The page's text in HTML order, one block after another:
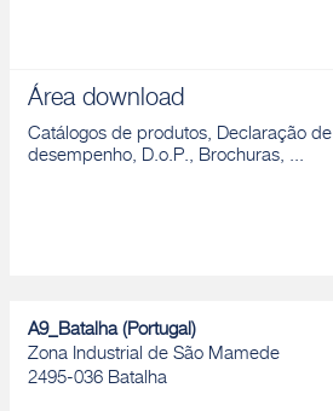
Área download
Catálogos de produtos, Declaração de
desempenho, D.o.P., Brochuras, ...
A9_Batalha (Portugal)
Zona Industrial de São Mamede
2495-036 Batalha